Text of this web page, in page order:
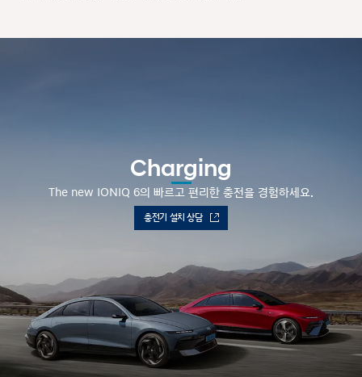
Charging
The new IONIQ 6의 빠르고 편리한 충전을 경험하세요.
충전기 설치 상담